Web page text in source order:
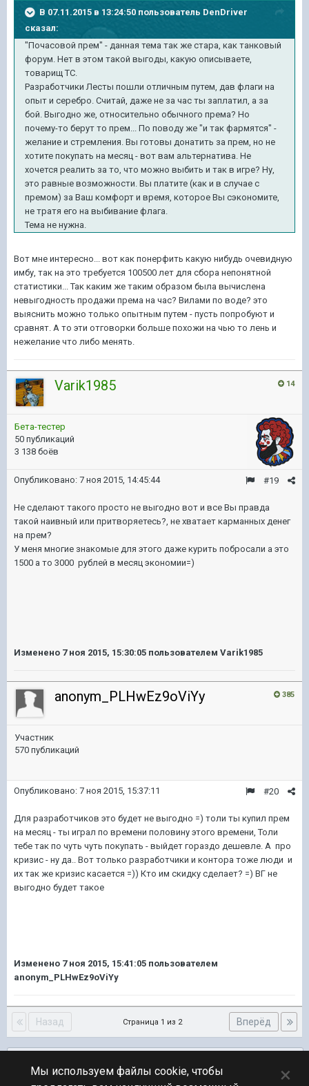
В 07.11.2015 в 13:24:50 пользователь DenDriver
сказал:
"Почасовой прем" - данная тема так же стара, как танковый
форум. Нет в этом такой выгоды, какую описываете,
товарищ ТС.
Разработчики Лесты пошли отличным путем, дав флаги на
опыт и серебро. Считай, даже не за час ты заплатил, а за
бой. Выгодно же, относительно обычного према? Но
почему-то берут то прем... По поводу же "и так фармятся" -
желание и стремления. Вы готовы донатить за прем, но не
хотите покупать на месяц - вот вам альтернатива. Не
хочется реалить за то, что можно выбить и так в игре? Ну,
это равные возможности. Вы платите (как и в случае с
премом) за Ваш комфорт и время, которое Вы сэкономите,
не тратя его на выбивание флага.
Тема не нужна.
Вот мне интересно... вот как понерфить какую нибудь очевидную
имбу, так на это требуется 100500 лет для сбора непонятной
статистики... Так каким же таким образом была вычислена
невыгодность продажи према на час? Вилами по воде? это
выяснить можно только опытным путем - пусть попробуют и
сравнят. А то эти отговорки больше похожи на чью то лень и
нежелание что либо менять.
14
Varik1985
Бета-тестер
50 публикаций
3 138 боёв
#19
Опубликовано: 7 ноя 2015, 14:45:44
Не сделают такого просто не выгодно вот и все Вы правда
такой наивный или притворяетесь?, не хватает карманных денег
на прем?
У меня многие знакомые для этого даже курить побросали а это
1500 а то 3000 рублей в месяц экономии=)
Изменено 7 ноя 2015, 15:30:05 пользователем Varik1985
385
anonym_PLHwEz9oViYy
Участник
570 публикаций
#20
Опубликовано: 7 ноя 2015, 15:37:11
Для разработчиков это будет не выгодно =) толи ты купил прем
на месяц - ты играл по времени половину этого времени, Толи
тебе так по чуть чуть покупать - выйдет гораздо дешевле. А про
кризис - ну да.. Вот только разработчики и контора тоже люди и
их так же кризис касается =)) Кто им скидку сделает? =) ВГ не
выгодно будет такое
Изменено 7 ноя 2015, 15:41:05 пользователем
anonym_PLHwEz9oViYy
Назад Вперёд
Страница 1 из 2
Мы используем файлы cookie, чтобы
×